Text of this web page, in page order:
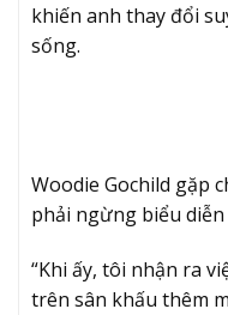
khiến anh thay đổi
sống.
Woodie Gochild gặp
phải ngừng biểu
“Khi ấy, tôi nhận ra
trên sân khấu thêm